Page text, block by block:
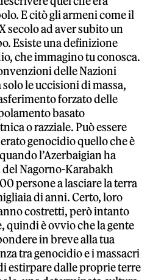
E citò gli armeni come il
secolo ad aver subito un
Esiste una definizione
che immagino tu conosca.
delle Nazioni
le uccisioni di massa,
forzato delle
basato
o razziale. Può essere
genocidio quello che è
l’Azerbaigian ha
Nagorno-Karabakh
persone a lasciare la terra
di anni. Certo, loro
costretti, però intanto
quindi è ovvio che la gente
in breve alla tua
tra genocidio e i massacri
estirpare dalle proprie terre